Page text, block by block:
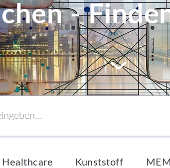
MEM
Verpackung
Verbände
-
to content
Healthcare Kunststoff MEM